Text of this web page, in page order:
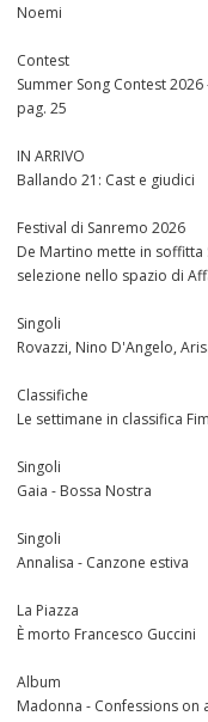
Noemi
Contest
Summer Song Contest
pag. 25
IN ARRIVO
Ballando 21: Cast e giudici
Festival di Sanremo 2026
De Martino mette in soffitta
selezione nello spazio di
Singoli
Rovazzi, Nino D'Angelo,
Classifiche
Le settimane in classifica
Singoli
Gaia - Bossa Nostra
Singoli
Annalisa - Canzone estiva
La Piazza
È morto Francesco Guccini
Album
Madonna - Confessions on